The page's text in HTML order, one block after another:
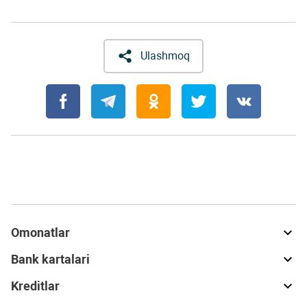
Ulashmoq
Omonatlar
Bank kartalari
Kreditlar